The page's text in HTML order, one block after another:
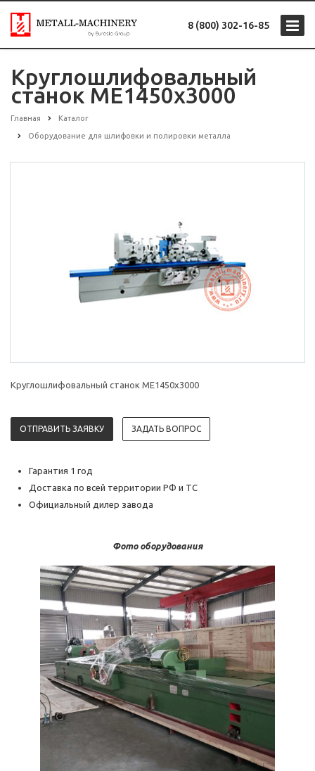
8 (800) 302-16-85
Круглошлифовальный
станок ME1450x3000
Главная Каталог
Оборудование для шлифовки и полировки металла
Круглошлифовальный станок ME1450x3000
ОТПРАВИТЬ ЗАЯВКУ ЗАДАТЬ ВОПРОС
Гарантия 1 год
Доставка по всей территории РФ и ТС
Официальный дилер завода
Фото оборудования